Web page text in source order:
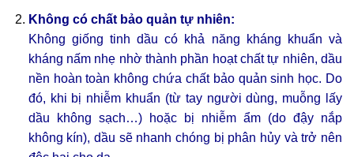
Không có chất bảo quản tự nhiên:
Không giống tinh dầu có khả năng kháng khuẩn và
kháng nấm nhẹ nhờ thành phần hoạt chất tự nhiên, dầu
nền hoàn toàn không chứa chất bảo quản sinh học. Do
đó, khi bị nhiễm khuẩn (từ tay người dùng, muỗng lấy
dầu không sạch…) hoặc bị nhiễm ẩm (do đậy nắp
không kín), dầu sẽ nhanh chóng bị phân hủy và trở nên